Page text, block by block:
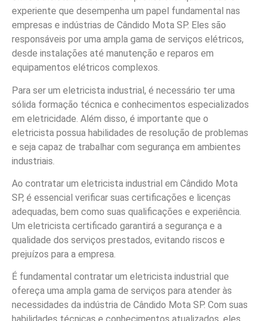
experiente que desempenha um papel fundamental nas
empresas e indústrias de Cândido Mota SP. Eles são
responsáveis por uma ampla gama de serviços elétricos,
desde instalações até manutenção e reparos em
equipamentos elétricos complexos.
Para ser um eletricista industrial, é necessário ter uma
sólida formação técnica e conhecimentos especializados
em eletricidade. Além disso, é importante que o
eletricista possua habilidades de resolução de problemas
e seja capaz de trabalhar com segurança em ambientes
industriais.
Ao contratar um eletricista industrial em Cândido Mota
SP, é essencial verificar suas certificações e licenças
adequadas, bem como suas qualificações e experiência.
Um eletricista certificado garantirá a segurança e a
qualidade dos serviços prestados, evitando riscos e
prejuízos para a empresa.
É fundamental contratar um eletricista industrial que
ofereça uma ampla gama de serviços para atender às
necessidades da indústria de Cândido Mota SP. Com suas